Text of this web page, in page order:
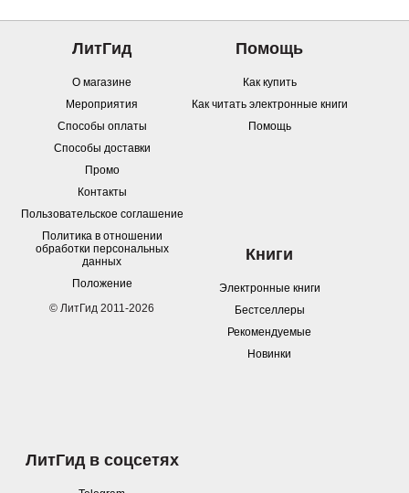
ЛитГид
О магазине
Мероприятия
Способы оплаты
Способы доставки
Промо
Контакты
Пользовательское соглашение
Политика в отношении
обработки персональных
данных
Положение
© ЛитГид 2011-2026
Помощь
Как купить
Как читать электронные книги
Помощь
Книги
Электронные книги
Бестселлеры
Рекомендуемые
Новинки
ЛитГид в соцсетях